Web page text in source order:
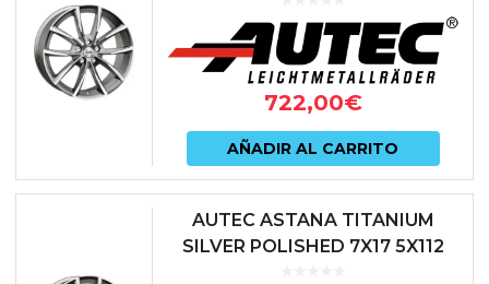
722,00€
AÑADIR AL CARRITO
AUTEC ASTANA TITANIUM
SILVER POLISHED 7X17 5X112